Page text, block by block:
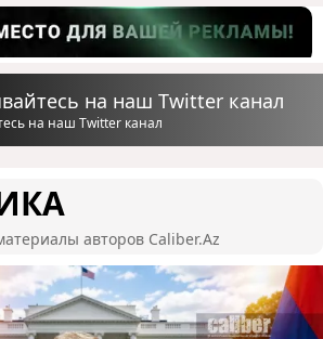
на наш Twitter канал
на наш Twitter канал
авторов Caliber.Az